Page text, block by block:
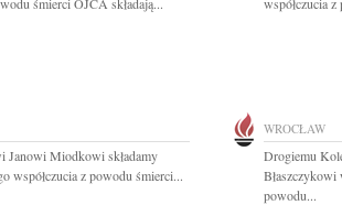
Janowi Miodkowi składamy
współczucia z powodu śmierci...
WROCŁAW
Drogiemu
Błaszczykowi
powodu...